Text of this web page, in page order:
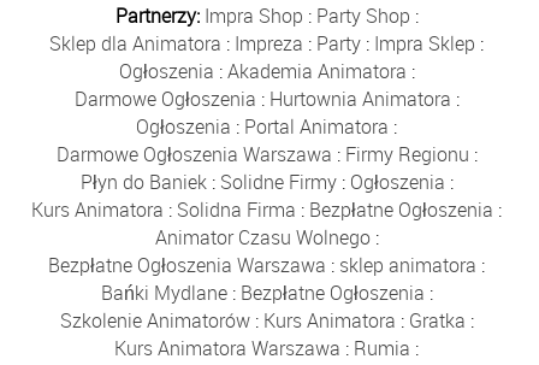
Partnerzy: Impra Shop : Party Shop :
Sklep dla Animatora : Impreza : Party : Impra Sklep :
Ogłoszenia :Akademia Animatora :
Darmowe Ogłoszenia : Hurtownia Animatora :
Ogłoszenia : Portal Animatora :
Darmowe Ogłoszenia Warszawa : Firmy Regionu :
Płyn do Baniek: Solidne Firmy: Ogłoszenia :
Kurs Animatora : Solidna Firma : Bezpłatne Ogłoszenia :
Animator Czasu Wolnego:
Bezpłatne Ogłoszenia Warszawa : sklep animatora :
Bańki Mydlane: Bezpłatne Ogłoszenia :
Szkolenie Animatorów: Kurs Animatora : Gratka :
Kurs Animatora Warszawa : Rumia :